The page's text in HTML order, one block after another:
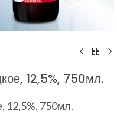
12,5%, 750мл.
12,5%, 750мл.